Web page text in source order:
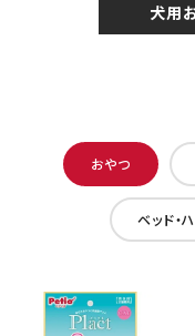
犬用
おやつ
ベッド・